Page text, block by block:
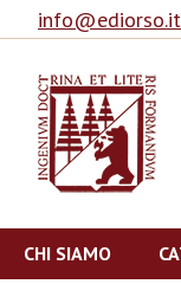
info@ediorso.it
al
contenuto
CHI SIAMO